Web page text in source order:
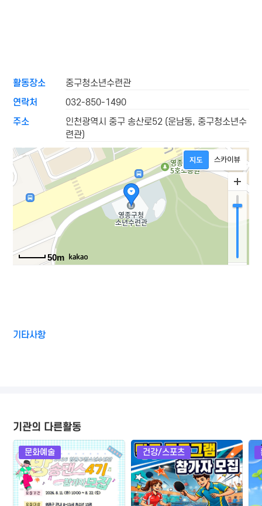
활동장소
중구청소년수련관
연락처
032-850-1490
주소
인천광역시 중구 송산로52 (운남동, 중구청소년수
련관)
50m
기타사항
기관의 다른활동
문화예술 건강/스포츠